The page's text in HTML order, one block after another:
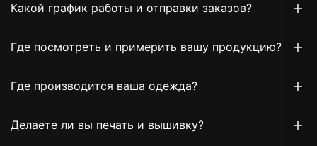
Какой график работы и отправки заказов?
Где посмотреть и примерить вашу продукцию?
Где производится ваша одежда?
Делаете ли вы печать и вышивку?